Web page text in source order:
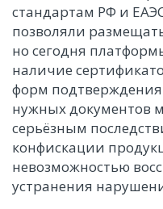
стандартам РФ и
позволяли
но сегодня
наличие
форм подтверждения
нужных документов
серьёзным
конфискации
невозможностью
устранения